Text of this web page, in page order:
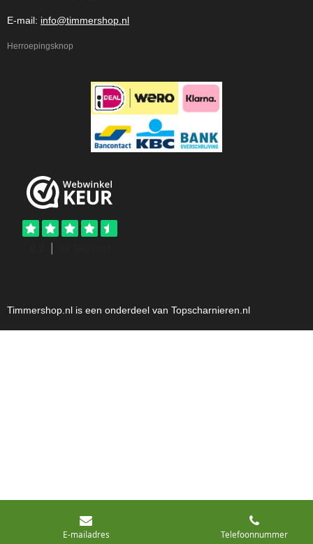
E-mail: info@timmershop.nl
Herroepingsknop
Timmershop.nl is een onderdeel van Topscharnieren.nl
E-mailadres Telefoonnummer